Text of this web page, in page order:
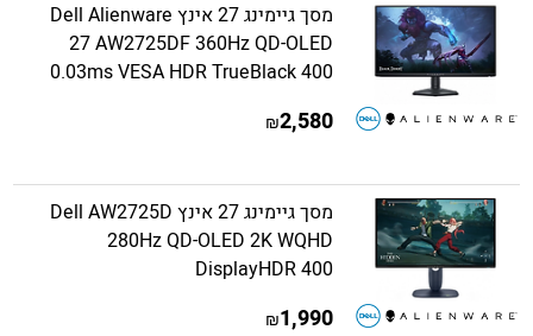
מסך גיימינג 27 אינץ Dell Alienware
27 AW2725DF 360Hz QD-OLED
0.03ms VESA HDR TrueBlack 400
2,580
₪
מסך גיימינג 27 אינץ Dell AW2725D
280Hz QD-OLED 2K WQHD
DisplayHDR 400
1,990
₪